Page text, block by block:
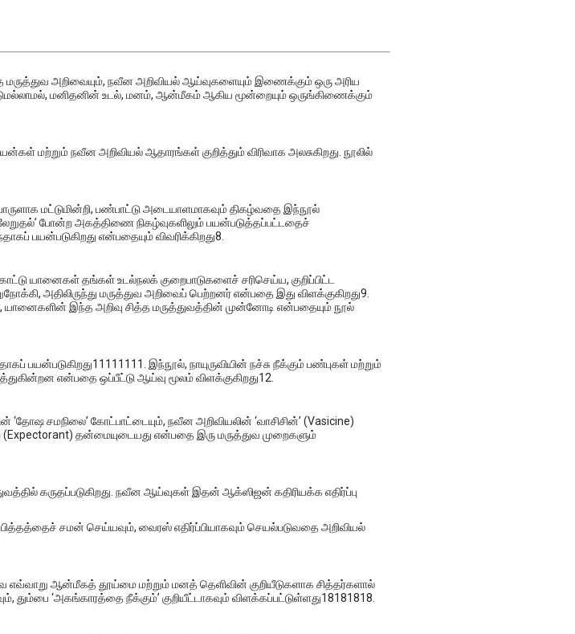
அறிவையும், நவீன அறிவியல் ஆய்வுகளையும் இணைக்கும் ஒரு அரிய
மனிதனின் உடல், மனம், ஆன்மீகம் ஆகிய மூன்றையும் ஒருங்கிணைக்கும்
மற்றும் நவீன அறிவியல் ஆதாரங்கள் குறித்தும் விரிவாக அலசுகிறது. நூலில்
மட்டுமின்றி, பண்பாட்டு அடையாளமாகவும் திகழ்வதை இந்நூல்
போன்ற அகத்திணை நிகழ்வுகளிலும் பயன்படுத்தப்பட்டதைச்
பயன்படுகிறது என்பதையும் விவரிக்கிறது8.
யானைகள் தங்கள் உடல்நலக் குறைபாடுகளைச் சரிசெய்ய, குறிப்பிட்ட
அதிலிருந்து மருத்துவ அறிவைப் பெற்றனர் என்பதை இது விளக்குகிறது9.
இந்த அறிவு சித்த மருத்துவத்தின் முன்னோடி என்பதையும் நூல்
பயன்படுகிறது11111111. இந்நூல், நாயுருவியின் நச்சு நீக்கும் பண்புகள் மற்றும்
என்பதை ஒப்பீட்டு ஆய்வு மூலம் விளக்குகிறது12.
சமநிலை’ கோட்பாட்டையும், நவீன அறிவியலின் ‘வாசிசின்’ (Vasicine)
தன்மையுடையது என்பதை இரு மருத்துவ முறைகளும்
கருதப்படுகிறது. நவீன ஆய்வுகள் இதன் ஆக்ஸிஜன் கதிரியக்க எதிர்ப்பு
பித்தத்தைச் சமன் செய்யவும், வைரஸ் எதிர்ப்பியாகவும் செயல்படுவதை அறிவியல்
எவ்வாறு ஆன்மீகத் தூய்மை மற்றும் மனத் தெளிவின் குறியீடுகளாக சித்தர்களால்
தும்பை ‘அகங்காரத்தை நீக்கும்’ குறியீட்டாகவும் விளக்கப்பட்டுள்ளது18181818.